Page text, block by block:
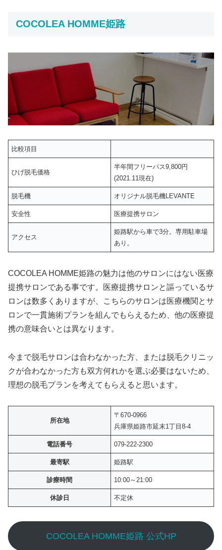
COCOLEA HOMME姫路
比較項目
ひげ脱毛価格
半年間フリーパス9,800円
(2021.11現在)
脱毛機 オリジナル脱毛機LEVANTE
安全性 医療提携サロン
アクセス
姫路駅から車で3分。専用駐車場
あり。
COCOLEA HOMME姫路の魅力は他のサロンにはない医療
提携サロンである事です。医療提携サロンと謳っているサ
ロンは数多くありますが、こちらのサロンは医療機関とサ
ロンで一貫施術プランを組んでもらえるため、他の医療提
携の意味合いとは異なります。
今まで脱毛サロンは合わなかった方、または脱毛クリニッ
クが合わなかった方も双方何れかを選ぶ必要はないため、
理想の脱毛プランを考えてもらえると思います。
所在地
〒670-0966
兵庫県姫路市延末1丁目8-4
電話番号 079-222-2300
最寄駅 姫路駅
診療時間 10:00～21:00
休診日 不定休
COCOLEA HOMME姫路 公式HP